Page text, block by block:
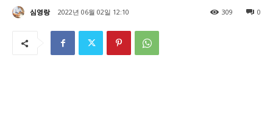
심영랑 2022년 06월 02일 12:10 0
309